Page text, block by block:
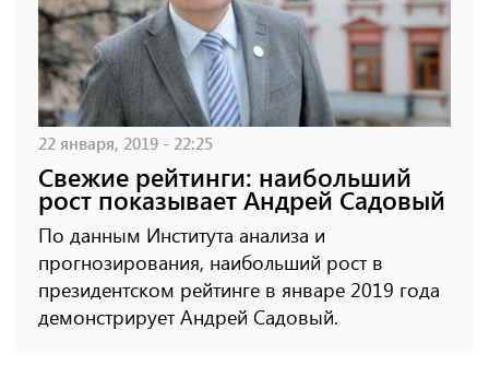
22 января, 2019 - 22:25
Свежие рейтинги: наибольший
рост показывает Андрей Садовый
По данным Института анализа и
прогнозирования, наибольший рост в
президентском рейтинге в январе 2019 года
демонстрирует Андрей Садовый.